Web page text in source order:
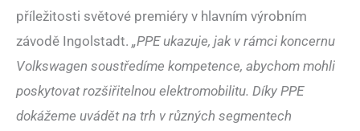
příležitosti světové premiéry v hlavním výrobním
závodě Ingolstadt. „PPE ukazuje, jak v rámci koncernu
Volkswagen soustředíme kompetence, abychom mohli
poskytovat rozšiřitelnou elektromobilitu. Díky PPE
dokážeme uvádět na trh v různých segmentech